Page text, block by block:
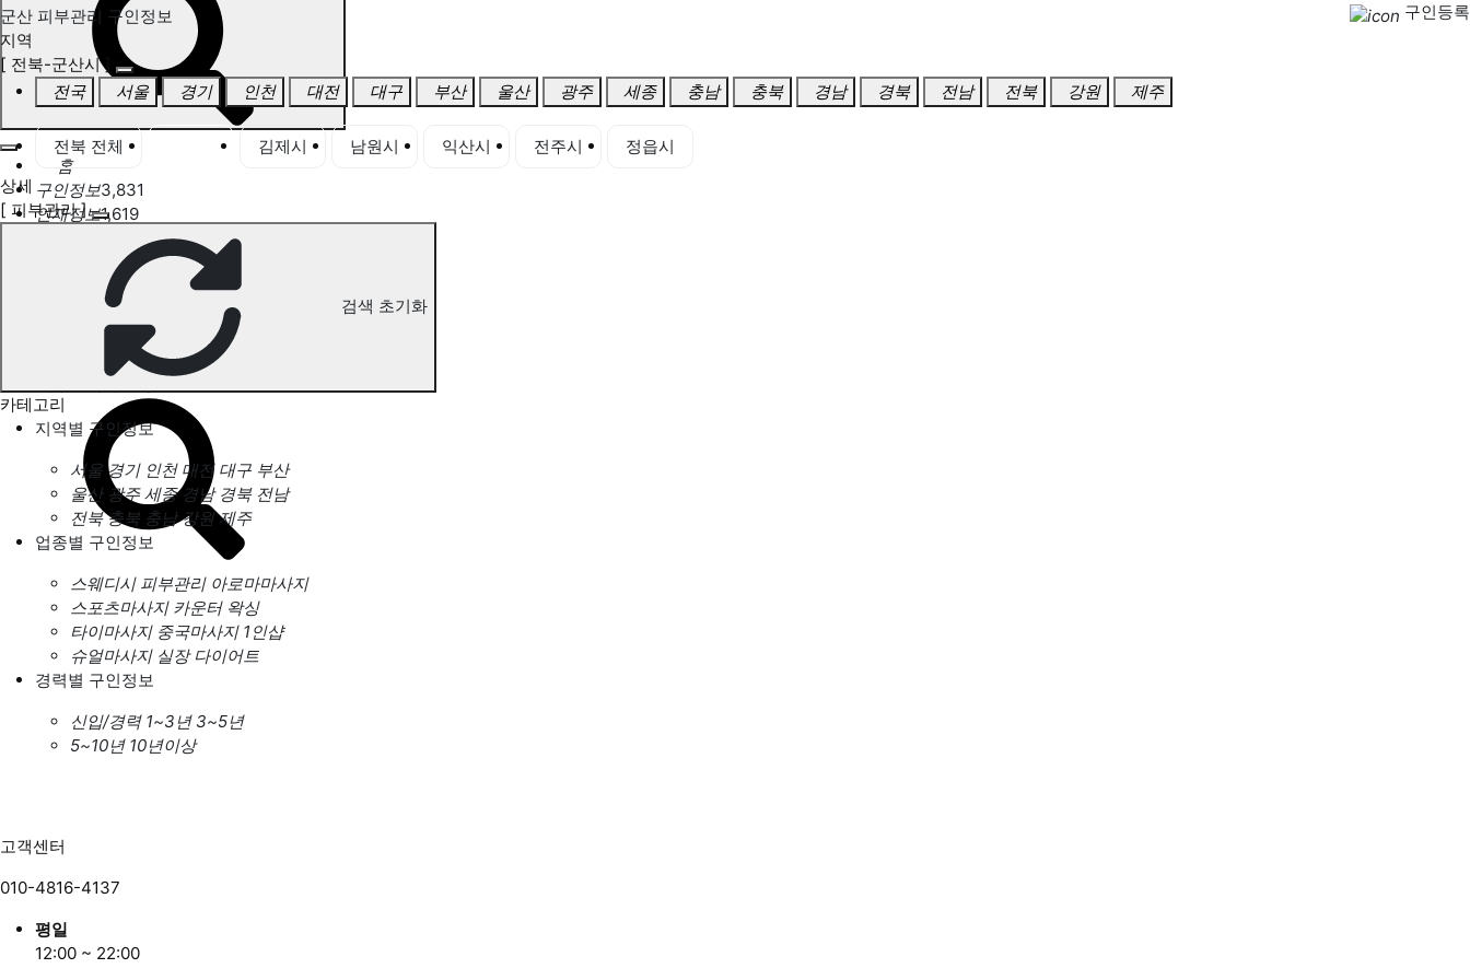
홈
구인정보3,831
인재정보1,619
고객센터
전국업체정보 마사지가이드
업체 서비스 관리
개인 서비스 관리
군산 피부관리 구인정보
구인등록
지역
[ 전북-군산시 ]
전국
서울 경기 인천 대전 대구 부산 울산 광주 세종 충남 충북 경남 경북 전남 전북 강원 제주
전북 전체 김제시 남원시 익산시 전주시
정읍시
상세
[ 피부관리 ]
검색 초기화
카테고리
지역별 구인정보
서울 경기 인천 대전 대구 부산
울산 광주 세종 경남 경북 전남
전북 충북 충남 강원 제주
업종별 구인정보
스웨디시 피부관리 아로마마사지
스포츠마사지 카운터 왁싱
타이마사지 중국마사지 1인샵
슈얼마사지 실장 다이어트
경력별 구인정보
신입/경력 1~3년 3~5년
5~10년 10년이상
고객센터
010-4816-4137
평일
12:00 ~ 22:00